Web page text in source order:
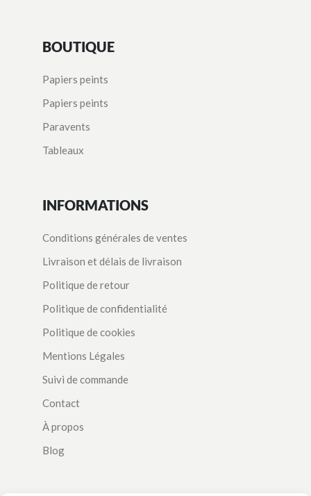
BOUTIQUE
Papiers peints
Papiers peints
Paravents
Tableaux
INFORMATIONS
Conditions générales de ventes
Livraison et délais de livraison
Politique de retour
Politique de confidentialité
Politique de cookies
Mentions Légales
Suivi de commande
Contact
À propos
Blog